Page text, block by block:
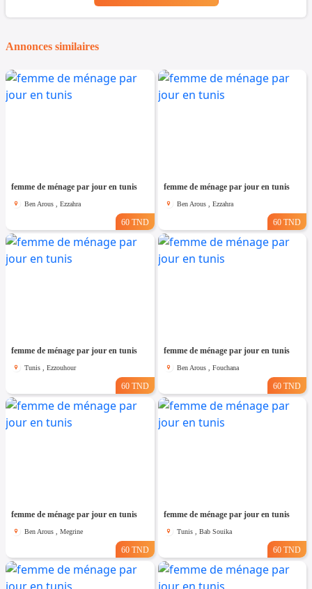
Annonces similaires
femme de ménage par jour en tunis
Ben Arous , Ezzahra
60 TND
femme de ménage par jour en tunis
Ben Arous , Ezzahra
60 TND
femme de ménage par jour en tunis
Tunis , Ezzouhour
60 TND
femme de ménage par jour en tunis
Ben Arous , Fouchana
60 TND
femme de ménage par jour en tunis
Ben Arous , Megrine
60 TND
femme de ménage par jour en tunis
Tunis , Bab Souika
60 TND